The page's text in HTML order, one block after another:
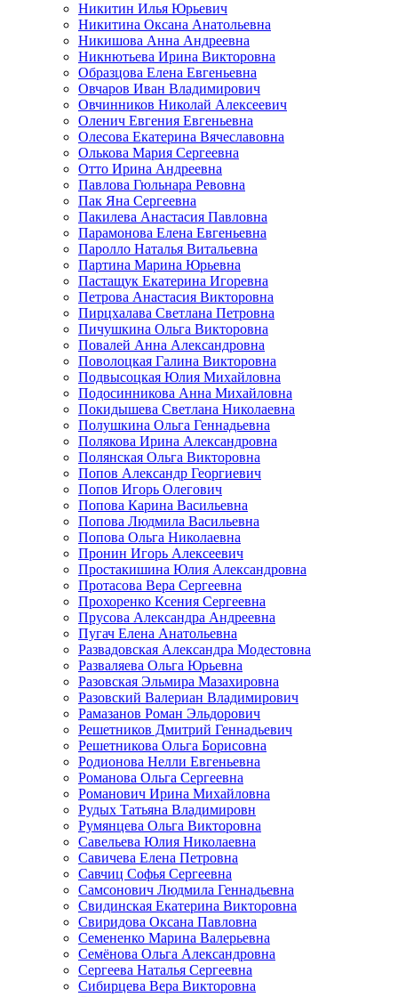
Никитин Илья Юрьевич
Никитина Оксана Анатольевна
Никишова Анна Андреевна
Никнютьева Ирина Викторовна
Образцова Елена Евгеньевна
Овчаров Иван Владимирович
Овчинников Николай Алексеевич
Оленич Евгения Евгеньевна
Олесова Екатерина Вячеславовна
Олькова Мария Сергеевна
Отто Ирина Андреевна
Павлова Гюльнара Ревовна
Пак Яна Сергеевна
Пакилева Анастасия Павловна
Парамонова Елена Евгеньевна
Паролло Наталья Витальевна
Партина Марина Юрьевна
Пастащук Екатерина Игоревна
Петрова Анастасия Викторовна
Пирцхалава Светлана Петровна
Пичушкина Ольга Викторовна
Повалей Анна Александровна
Поволоцкая Галина Викторовна
Подвысоцкая Юлия Михайловна
Подосинникова Анна Михайловна
Покидышева Светлана Николаевна
Полушкина Ольга Геннадьевна
Полякова Ирина Александровна
Полянская Ольга Викторовна
Попов Александр Георгиевич
Попов Игорь Олегович
Попова Карина Васильевна
Попова Людмила Васильевна
Попова Ольга Николаевна
Пронин Игорь Алексеевич
Простакишина Юлия Александровна
Протасова Вера Сергеевна
Прохоренко Ксения Сергеевна
Прусова Александра Андреевна
Пугач Елена Анатольевна
Развадовская Александра Модестовна
Разваляева Ольга Юрьевна
Разовская Эльмира Мазахировна
Разовский Валериан Владимирович
Рамазанов Роман Эльдорович
Решетников Дмитрий Геннадьевич
Решетникова Ольга Борисовна
Родионова Нелли Евгеньевна
Романова Ольга Сергеевна
Романович Ирина Михайловна
Рудых Татьяна Владимировн
Румянцева Ольга Викторовна
Савельева Юлия Николаевна
Савичева Елена Петровна
Савчиц Софья Сергеевна
Самсонович Людмила Геннадьевна
Свидинская Екатерина Викторовна
Свиридова Оксана Павловна
Семененко Марина Валерьевна
Семёнова Ольга Александровна
Сергеева Наталья Сергеевна
Сибирцева Вера Викторовна